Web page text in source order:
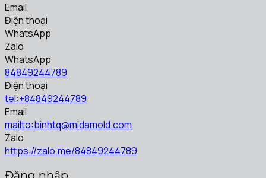
Email
Điện thoại
WhatsApp
Zalo
WhatsApp
84849244789
Điện thoại
tel:+84849244789
Email
mailto:binhtq@midamold.com
Zalo
https://zalo.me/84849244789
Đăng nhập